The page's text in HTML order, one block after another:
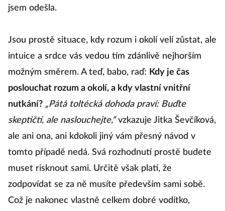
jsem odešla.
Jsou prostě situace, kdy rozum i okolí velí zůstat, ale
intuice a srdce vás vedou tím zdánlivě nejhorším
možným směrem. A teď, babo, raď: Kdy je čas
poslouchat rozum a okolí, a kdy vlastní vnitřní
nutkání? „Pátá toltécká dohoda praví: Buďte
skeptičtí, ale naslouchejte,“vzkazuje Jitka Ševčíková,
ale ani ona, ani kdokoli jiný vám přesný návod v
tomto případě nedá. Svá rozhodnutí prostě budete
muset risknout sami. Určitě však platí, že
zodpovídat se za ně musíte především sami sobě.
Což je nakonec vlastně celkem dobré vodítko,